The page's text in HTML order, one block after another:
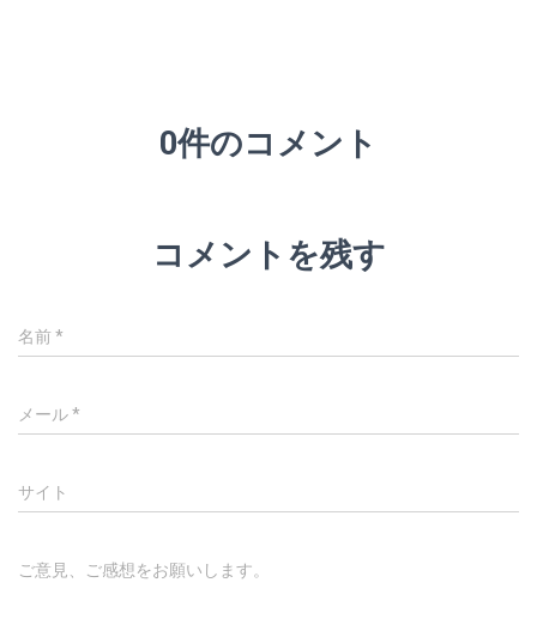
0件のコメント
コメントを残す
名前*
メール*
サイト
ご意見、ご感想をお願いします。